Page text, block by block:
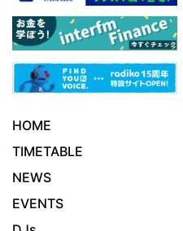
HOME
TIMETABLE
NEWS
EVENTS